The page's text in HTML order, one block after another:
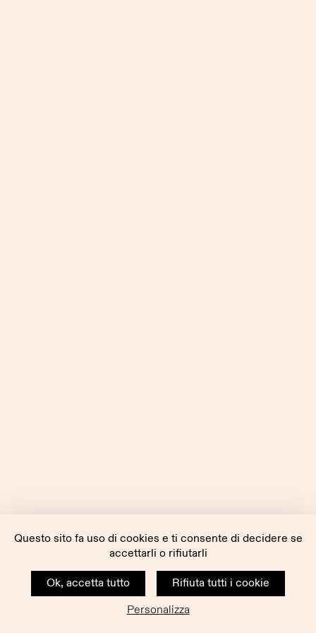
Questo sito fa uso di cookies e ti consente di decidere se
accettarli o rifiutarli
Ok, accetta tutto
Rifiuta tutti i cookie
Personalizza